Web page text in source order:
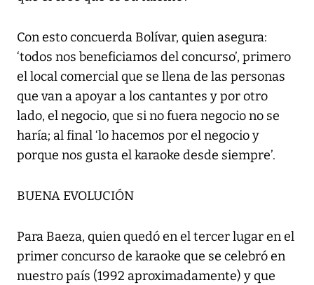
Con esto concuerda Bolívar, quien asegura:
‘todos nos beneficiamos del concurso’, primero
el local comercial que se llena de las personas
que van a apoyar a los cantantes y por otro
lado, el negocio, que si no fuera negocio no se
haría; al final ‘lo hacemos por el negocio y
porque nos gusta el karaoke desde siempre’.
BUENA EVOLUCIÓN
Para Baeza, quien quedó en el tercer lugar en el
primer concurso de karaoke que se celebró en
nuestro país (1992 aproximadamente) y que